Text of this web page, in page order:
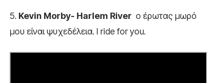
5. Kevin Morby- Harlem River ο έρωτας μωρό
μου είναι ψυχεδέλεια. I ride for you.